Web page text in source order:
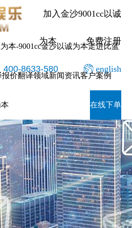
加入金沙9001cc以诚
为本 免费注册
400-8633-580 english
本-9001cc金沙以诚为本走进比蓝
报价翻译领域新闻资讯客户案例
在线下单